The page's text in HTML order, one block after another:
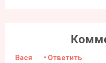
Вася - Ответить